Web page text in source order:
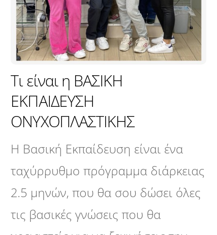
Τι είναι η ΒΑΣΙΚΗ
ΕΚΠΑΙΔΕΥΣΗ
ΟΝΥΧΟΠΛΑΣΤΙΚΗΣ
Η Βασική Εκπαίδευση είναι ένα
ταχύρρυθμο πρόγραμμα διάρκειας
2.5 μηνών, που θα σου δώσει όλες
τις βασικές γνώσεις που θα